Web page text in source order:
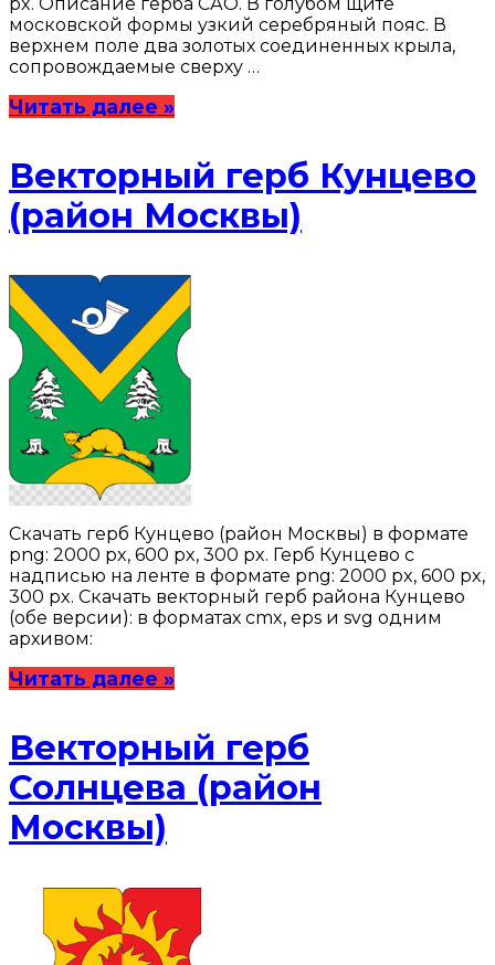
московской формы узкий серебряный пояс. В
верхнем поле два золотых соединенных крыла,
сопровождаемые сверху …
Читать далее »
Векторный герб Кунцево
(район Москвы)
Скачать герб Кунцево (район Москвы) в формате
png: 2000 px, 600 px, 300 px. Герб Кунцево с
надписью на ленте в формате png: 2000 px, 600 px,
300 px. Скачать векторный герб района Кунцево
(обе версии): в форматах cmx, eps и svg одним
архивом:
Читать далее »
Векторный герб
Солнцева (район
Москвы)